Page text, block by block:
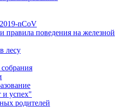
nCoV
правила поведения на железной
лесу
успех"
родителей